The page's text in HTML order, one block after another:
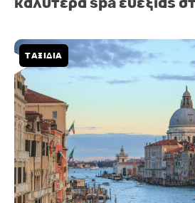
ΤΑΞΙΔΙΑ